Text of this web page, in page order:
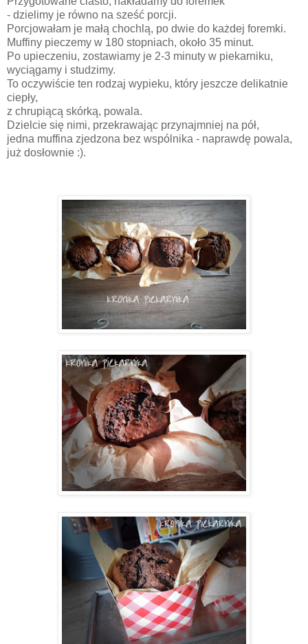
- dzielimy je równo na sześć porcji.
Porcjowałam je małą chochlą, po dwie do każdej foremki.
Muffiny pieczemy w 180 stopniach, około 35 minut.
Po upieczeniu, zostawiamy je 2-3 minuty w piekarniku,
wyciągamy i studzimy.
To oczywiście ten rodzaj wypieku, który jeszcze delikatnie
ciepły,
z chrupiącą skórką, powala.
Dzielcie się nimi, przekrawając przynajmniej na pół,
jedna muffina zjedzona bez wspólnika - naprawdę powala,
już dosłownie :).